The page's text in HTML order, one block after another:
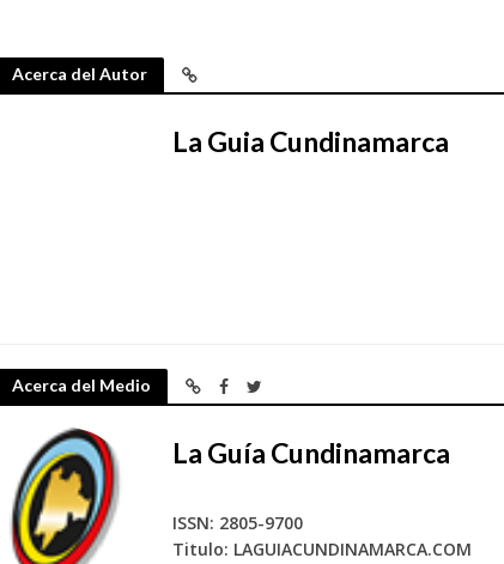
Acerca del Autor
La Guia Cundinamarca
Acerca del Medio
La Guía Cundinamarca
ISSN: 2805-9700
Titulo: LAGUIACUNDINAMARCA.COM